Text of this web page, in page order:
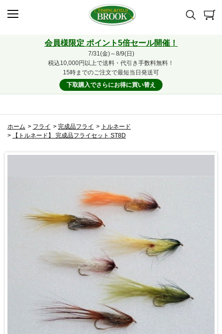
会員様限定 ポイント5倍セール開催！
7/31(金)～8/9(日)
税込10,000円以上で送料・代引き手数料無料！
15時までのご注文で最短当日発送可
下取購入でさらにお得に買い替え
ホーム > フライ > 完成品フライ > トルネード
>
【トルネード】 完成品フライセット ST8D